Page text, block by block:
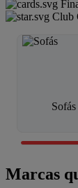
Club
Sofás
Marcas